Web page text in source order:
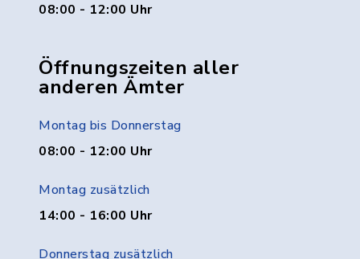
08:00 - 12:00 Uhr
Öffnungszeiten aller
anderen Ämter
Montag bis Donnerstag
08:00 - 12:00 Uhr
Montag zusätzlich
14:00 - 16:00 Uhr
Donnerstag zusätzlich